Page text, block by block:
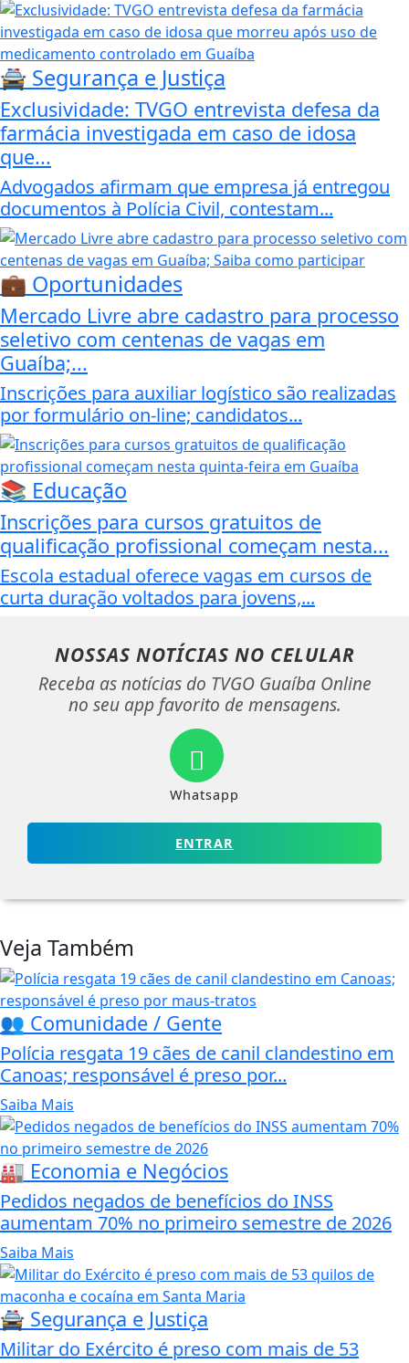
🚔 Segurança e Justiça
Exclusividade: TVGO entrevista defesa da
farmácia investigada em caso de idosa
que...
Advogados afirmam que empresa já entregou
documentos à Polícia Civil, contestam...
💼 Oportunidades
Mercado Livre abre cadastro para processo
seletivo com centenas de vagas em
Guaíba;...
Inscrições para auxiliar logístico são realizadas
por formulário on-line; candidatos...
📚 Educação
Inscrições para cursos gratuitos de
qualificação profissional começam nesta...
Escola estadual oferece vagas em cursos de
curta duração voltados para jovens,...
NOSSAS NOTÍCIAS NO CELULAR
Receba as notícias do TVGO Guaíba Online
no seu app favorito de mensagens.
Whatsapp
ENTRAR
Veja Também
👥 Comunidade / Gente
Polícia resgata 19 cães de canil clandestino em
Canoas; responsável é preso por...
Saiba Mais
🏭 Economia e Negócios
Pedidos negados de benefícios do INSS
aumentam 70% no primeiro semestre de 2026
Saiba Mais
🚔 Segurança e Justiça
Militar do Exército é preso com mais de 53